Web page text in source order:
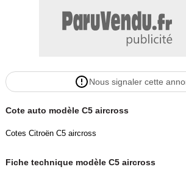
Nous signaler cette
Cote auto modèle C5 aircross
Cotes Citroën C5 aircross
Fiche technique modèle C5 aircross